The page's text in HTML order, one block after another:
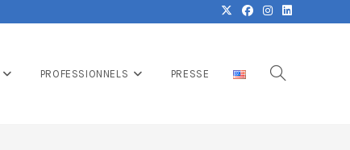
PROFESSIONNELS PRESSE